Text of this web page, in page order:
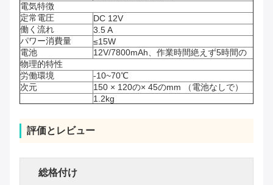
電気特徴
定常電圧
DC 12V
働く流れ
3.5 A
パワー消費量
≤15W
電池
12V/7800mAh、作業時間絶えず5時間の
物理的特性
労働環境
-10~70℃
次元
150 × 120の× 45のmm （電池なしで）
1.2kg
評価とレビュー
総格付け